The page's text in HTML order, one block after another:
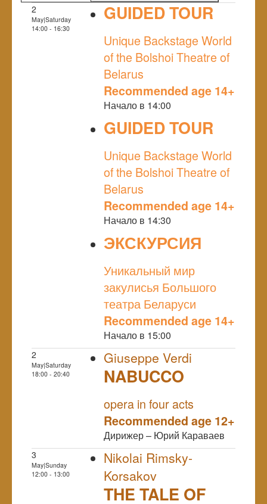
2
May|Saturday
14:00 - 16:30
GUIDED TOUR
Unique Backstage World
of the Bolshoi Theatre of
Belarus
Recommended age 14+
Начало в 14:00
GUIDED TOUR
Unique Backstage World
of the Bolshoi Theatre of
Belarus
Recommended age 14+
Начало в 14:30
ЭКСКУРСИЯ
Уникальный мир
закулисья Большого
театра Беларуси
Recommended age 14+
Начало в 15:00
2
May|Saturday
18:00 - 20:40
Giuseppe Verdi
NABUCCO
opera in four acts
Recommended age 12+
Дирижер – Юрий Караваев
3
May|Sunday
12:00 - 13:00
Nikolai Rimsky-
Korsakov
THE TALE OF